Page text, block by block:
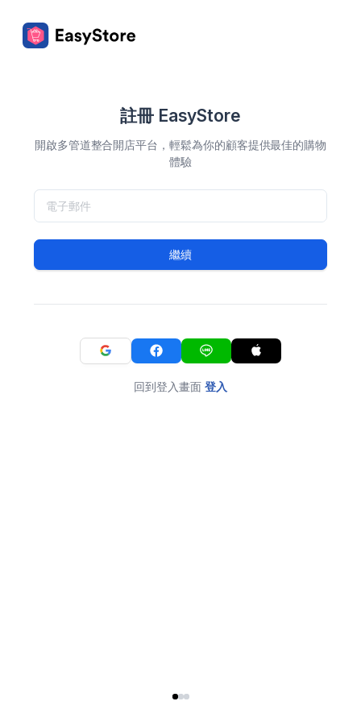
註冊 EasyStore
開啟多管道整合開店平台，輕鬆為你的顧客提供最佳的購物
體驗
繼續
回到登入畫面 登入